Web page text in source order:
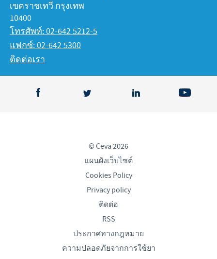
เขตราชเทวี กรุงเทพ
10400
โทรศัพท์: 02-642 5212-5
แฟกซ์: 02-642 5300
ติดต่อเรา
© Ceva 2026
แผนผังเว็บไซต์
Cookies Policy
Privacy policy
ติดต่อ
RSS
ประกาศทางกฎหมาย
ความปลอดภัยจากการใช้ยา